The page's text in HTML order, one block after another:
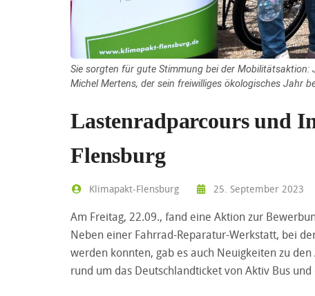
Sie sorgten für gute Stimmung bei der
Michel Mertens, der sein freiwilliges ökologisches Jahr
Lastenradparcours und
Flensburg
Klimapakt-Flensburg 25. September 2023
Am Freitag, 22.09., fand eine Aktion zur
Neben einer Fahrrad-Reparatur-Werkstatt, bei
werden konnten, gab es auch Neuigkeiten zu
rund um das Deutschlandticket von Aktiv Bus und